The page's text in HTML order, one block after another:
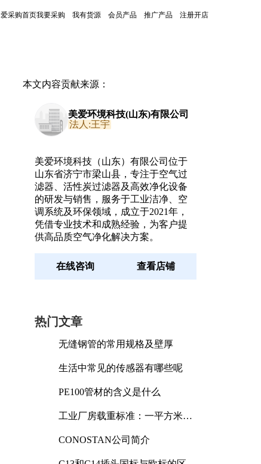
爱采购首页我要采购 我有货源 会员产品 推广产品 注册开店
本文内容贡献来源：
美爱环境科技(山东)有限公司
法人:王宇
美爱环境科技（山东）有限公司位于
山东省济宁市梁山县，专注于空气过
滤器、活性炭过滤器及高效净化设备
的研发与销售，服务于工业洁净、空
调系统及环保领域，成立于2021年，
凭借专业技术和成熟经验，为客户提
供高品质空气净化解决方案。
在线咨询 查看店铺
热门文章
无缝钢管的常用规格及壁厚
生活中常见的传感器有哪些呢
PE100管材的含义是什么
工业厂房载重标准：一平方米能
CONOSTAN公司简介